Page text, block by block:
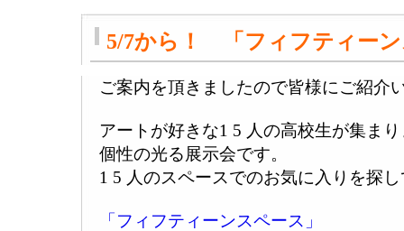
5/7から！ 「フィフティー
ご案内を頂きましたので皆様にご紹介
アートが好きな1 5 人の高校生が集ま
個性の光る展示会です。
1 5 人のスペースでのお気に入りを探
「フィフティーンスペース」